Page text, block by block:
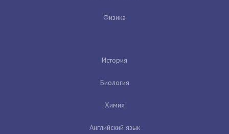
Физика
История
Биология
Химия
Английский язык